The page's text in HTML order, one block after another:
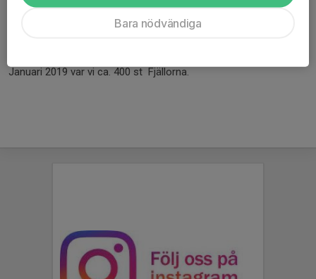
Fjällorna startades januari 2003 och är en rikstäckande
Januari 2019 var vi ca. 400 st Fjällorna.
Bara nödvändiga